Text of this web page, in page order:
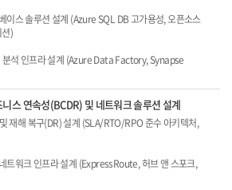
이스 솔루션 설계 (Azure SQL DB 고가용성, 오픈소스
)
분석 인프라 설계 (Azure Data Factory, Synapse
스 연속성(BCDR) 및 네트워크 솔루션 설계
재해 복구(DR) 설계 (SLA/RTO/RPO 준수 아키텍처,
트워크 인프라 설계 (ExpressRoute, 허브 앤 스포크,